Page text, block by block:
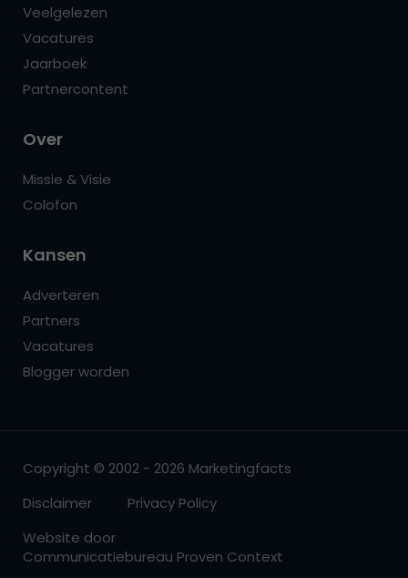
Veelgelezen
Vacatures
Jaarboek
Partnercontent
Over
Missie & Visie
Colofon
Kansen
Adverteren
Partners
Vacatures
Blogger worden
Copyright © 2002 - 2026 Marketingfacts
Disclaimer
Privacy Policy
Website door
Communicatiebureau Proven Context